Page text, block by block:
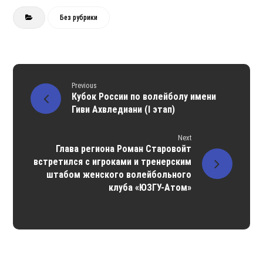
Без рубрики
Previous
Кубок России по волейболу имени
Гиви Ахвледиани (I этап)
Next
Глава региона Роман Старовойт
встретился с игроками и тренерским
штабом женского волейбольного
клуба «ЮЗГУ-Атом»